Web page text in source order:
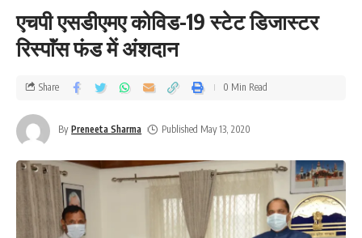
एचपी एसडीएमए कोविड-19 स्टेट डिजास्टर
रिस्पाॅंस फंड में अंशदान
By Preneeta Sharma Published May 13, 2020
Share 0 Min Read